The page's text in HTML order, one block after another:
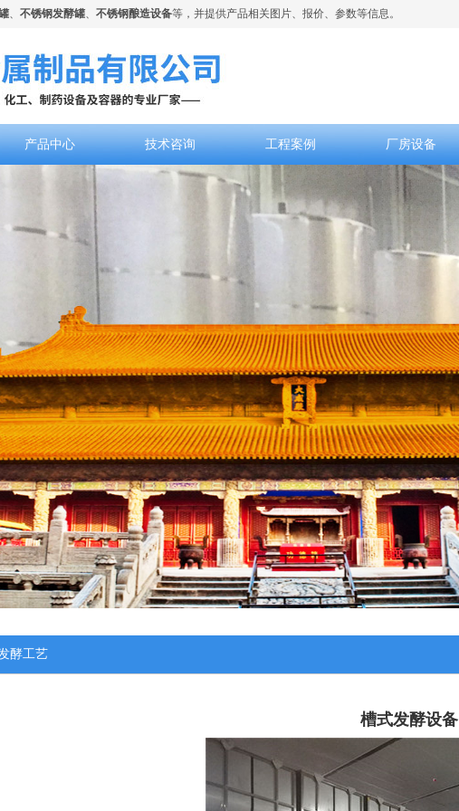
、 不锈钢发酵罐、 不锈钢酿造设备等，并提供产品相关图片、报价、参数等信息。
产品中心 技术咨询 工程案例 厂房设备
酵工艺
槽式发酵设备